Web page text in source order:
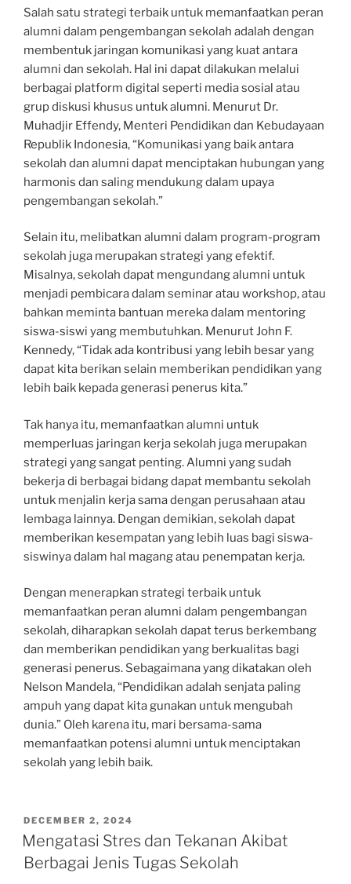
Salah satu strategi terbaik untuk memanfaatkan peran
alumni dalam pengembangan sekolah adalah dengan
membentuk jaringan komunikasi yang kuat antara
alumni dan sekolah. Hal ini dapat dilakukan melalui
berbagai platform digital seperti media sosial atau
grup diskusi khusus untuk alumni. Menurut Dr.
Muhadjir Effendy, Menteri Pendidikan dan Kebudayaan
Republik Indonesia, “Komunikasi yang baik antara
sekolah dan alumni dapat menciptakan hubungan yang
harmonis dan saling mendukung dalam upaya
pengembangan sekolah.”
Selain itu, melibatkan alumni dalam program-program
sekolah juga merupakan strategi yang efektif.
Misalnya, sekolah dapat mengundang alumni untuk
menjadi pembicara dalam seminar atau workshop, atau
bahkan meminta bantuan mereka dalam mentoring
siswa-siswi yang membutuhkan. Menurut John F.
Kennedy, “Tidak ada kontribusi yang lebih besar yang
dapat kita berikan selain memberikan pendidikan yang
lebih baik kepada generasi penerus kita.”
Tak hanya itu, memanfaatkan alumni untuk
memperluas jaringan kerja sekolah juga merupakan
strategi yang sangat penting. Alumni yang sudah
bekerja di berbagai bidang dapat membantu sekolah
untuk menjalin kerja sama dengan perusahaan atau
lembaga lainnya. Dengan demikian, sekolah dapat
memberikan kesempatan yang lebih luas bagi siswa-
siswinya dalam hal magang atau penempatan kerja.
Dengan menerapkan strategi terbaik untuk
memanfaatkan peran alumni dalam pengembangan
sekolah, diharapkan sekolah dapat terus berkembang
dan memberikan pendidikan yang berkualitas bagi
generasi penerus. Sebagaimana yang dikatakan oleh
Nelson Mandela, “Pendidikan adalah senjata paling
ampuh yang dapat kita gunakan untuk mengubah
dunia.” Oleh karena itu, mari bersama-sama
memanfaatkan potensi alumni untuk menciptakan
sekolah yang lebih baik.
POSTED
ON
DECEMBER 2, 2024
Mengatasi Stres dan Tekanan Akibat
Berbagai Jenis Tugas Sekolah